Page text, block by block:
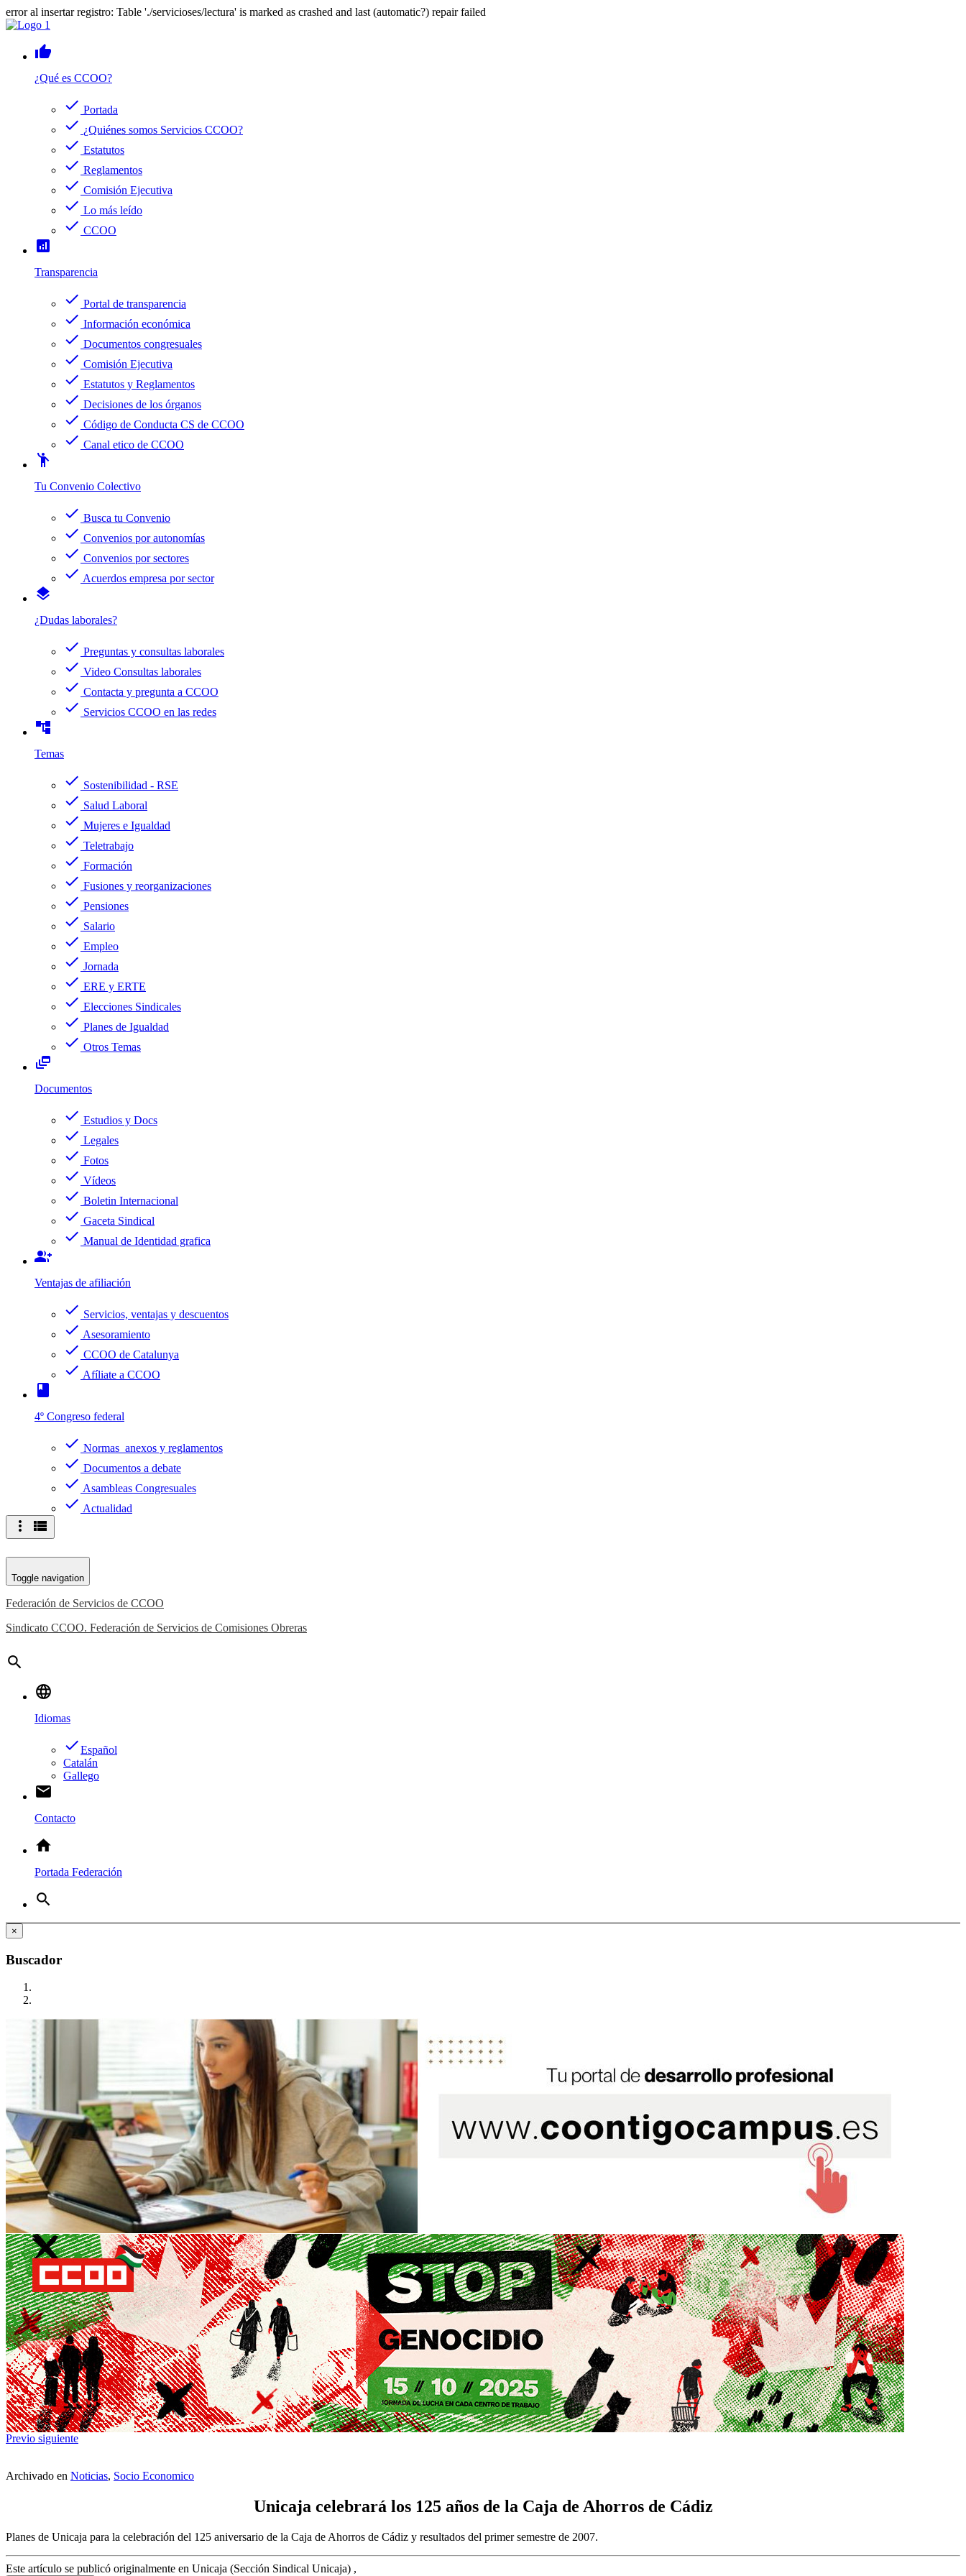
error al insertar registro: Table './servicioses/lectura' is marked as crashed and last (automatic?) repair failed
thumb_up
¿Qué es CCOO?
check Portada
check ¿Quiénes somos Servicios CCOO?
check Estatutos
check Reglamentos
check Comisión Ejecutiva
check Lo más leído
check CCOO
analytics
Transparencia
check Portal de transparencia
check Información económica
check Documentos congresuales
check Comisión Ejecutiva
check Estatutos y Reglamentos
check Decisiones de los órganos
check Código de Conducta CS de CCOO
check Canal etico de CCOO
emoji_people
Tu Convenio Colectivo
check Busca tu Convenio
check Convenios por autonomías
check Convenios por sectores
check Acuerdos empresa por sector
layers
¿Dudas laborales?
check Preguntas y consultas laborales
check Video Consultas laborales
check Contacta y pregunta a CCOO
check Servicios CCOO en las redes
account_tree
Temas
check Sostenibilidad - RSE
check Salud Laboral
check Mujeres e Igualdad
check Teletrabajo
check Formación
check Fusiones y reorganizaciones
check Pensiones
check Salario
check Empleo
check Jornada
check ERE y ERTE
check Elecciones Sindicales
check Planes de Igualdad
check Otros Temas
dynamic_feed
Documentos
check Estudios y Docs
check Legales
check Fotos
check Vídeos
check Boletin Internacional
check Gaceta Sindical
check Manual de Identidad grafica
group_add
Ventajas de afiliación
check Servicios, ventajas y descuentos
check Asesoramiento
check CCOO de Catalunya
check Afíliate a CCOO
book
4º Congreso federal
check Normas anexos y reglamentos
check Documentos a debate
check Asambleas Congresuales
check Actualidad
more_vert view_list
Toggle navigation
Federación de Servicios de CCOO
Sindicato CCOO. Federación de Servicios de Comisiones Obreras
search
language
Idiomas
doneEspañol
Catalán
Gallego
email
Contacto
home
Portada Federación
search
×
Buscador
Previo siguiente
Archivado en Noticias, Socio Economico
Unicaja celebrará los 125 años de la Caja de Ahorros de Cádiz
Planes de Unicaja para la celebración del 125 aniversario de la Caja de Ahorros de Cádiz y resultados del primer semestre de 2007.
Este artículo se publicó originalmente en Unicaja (Sección Sindical Unicaja) ,